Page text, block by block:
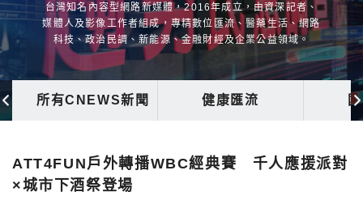
台灣知名內容型網路新媒體，2016年成立，由資深記者、
媒體人及影像工作者組成，專精數位匯流、醫藥生活、網路
科技、政治民調、新能源、金融財經及企業公益領域。
所有CNEWS新聞 健康匯流
ATT4FUN戶外轉播WBC經典賽 千人應援派對
×城市下酒祭登場